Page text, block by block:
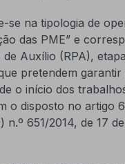
se na tipologia de
das PME” e
de Auxílio (RPA),
pretendem garantir
o início dos
o disposto no artigo
n.º 651/2014, de 17